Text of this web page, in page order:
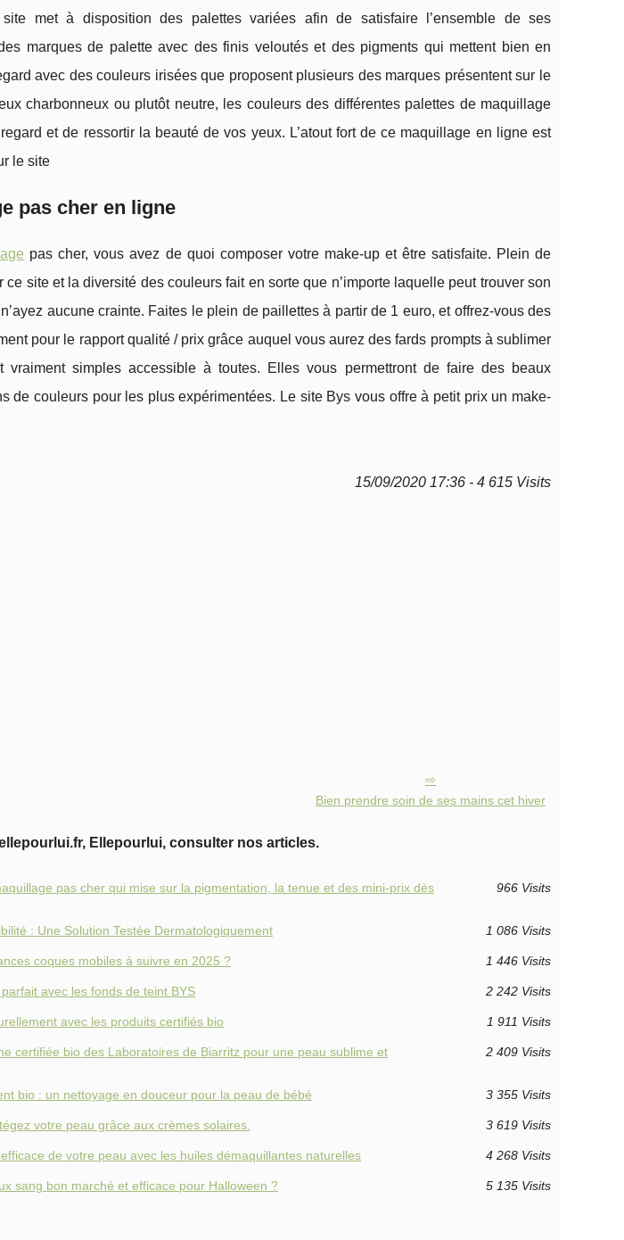
site met à disposition des palettes variées afin de satisfaire l’ensemble de ses
marques de palette avec des finis veloutés et des pigments qui mettent bien en
avec des couleurs irisées que proposent plusieurs des marques présentent sur le
charbonneux ou plutôt neutre, les couleurs des différentes palettes de maquillage
et de ressortir la beauté de vos yeux. L’atout fort de ce maquillage en ligne est
le site
pas cher en ligne
pas cher, vous avez de quoi composer votre make-up et être satisfaite. Plein de
site et la diversité des couleurs fait en sorte que n’importe laquelle peut trouver son
aucune crainte. Faites le plein de paillettes à partir de 1 euro, et offrez-vous des
pour le rapport qualité / prix grâce auquel vous aurez des fards prompts à sublimer
vraiment simples accessible à toutes. Elles vous permettront de faire des beaux
de couleurs pour les plus expérimentées. Le site Bys vous offre à petit prix un make-
15/09/2020 17:36 - 4 615 Visits
Bien prendre soin de ses mains cet hiver
Ellepourlui, consulter nos articles.
pas cher qui mise sur la pigmentation, la tenue et des mini-prix dès
966 Visits
: Une Solution Testée Dermatologiquement 1 086 Visits
coques mobiles à suivre en 2025 ? 1 446 Visits
avec les fonds de teint BYS 2 242 Visits
avec les produits certifiés bio 1 911 Visits
certifiée bio des Laboratoires de Biarritz pour une peau sublime et
2 409 Visits
bio : un nettoyage en douceur pour la peau de bébé 3 355 Visits
votre peau grâce aux crèmes solaires. 3 619 Visits
de votre peau avec les huiles démaquillantes naturelles 4 268 Visits
sang bon marché et efficace pour Halloween ? 5 135 Visits